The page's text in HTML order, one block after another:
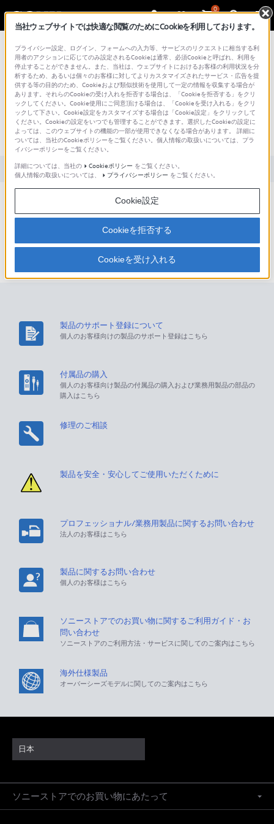
0
総合サポート・お問い合わせ
文書番号 : S1412170068853 / 最終更新日 : 2025/03/11
表示しているドキュメントを拡大して
いる時に書き込みは可能ですか？
対象製品カテゴリー・製品
尚、書き込んだ内容は、ドキュメントを元のサイズへ戻した場合、サイ
ズにあわせて縮小されます。
（Ver1.3)
製品のサポート登録について
個人のお客様向けの製品のサポート登録はこちら
付属品の購入
個人のお客様向け製品の付属品の購入および業務用製品の部品の
購入はこちら
修理のご相談
製品を安全・安心してご使用いただくために
プロフェッショナル/業務用製品に関するお問い合わせ
法人のお客様はこちら
製品に関するお問い合わせ
個人のお客様はこちら
ソニーストアでのお買い物に関するご利用ガイド・お
問い合わせ
ソニーストアのご利用方法・サービスに関してのご案内はこちら
海外仕様製品
オーバーシーズモデルに関してのご案内はこちら
日本
ソニーストアでのお買い物にあたって
当社ウェブサイトでは快適な閲覧のためにCookieを利用しております。
プライバシー設定、ログイン、フォームへの入力等、サービスのリクエストに相当する利
用者のアクションに応じてのみ設定されるCookieは通常、必須Cookieと呼ばれ、利用を
停止することができません。また、当社は、ウェブサイトにおけるお客様の利用状況を分
析するため、あるいは個々のお客様に対してよりカスタマイズされたサービス・広告を提
供する等の目的のため、Cookieおよび類似技術を使用して一定の情報を収集する場合が
あります。それらのCookieの受け入れを拒否する場合は、「Cookieを拒否する」をクリ
ックしてください。Cookie使用にご同意頂ける場合は、「Cookieを受け入れる」をクリ
ックして下さい。Cookie設定をカスタマイズする場合は「Cookie設定」をクリックして
ください。Cookieの設定をいつでも管理することができます。選択したCookieの設定に
よっては、このウェブサイトの機能の一部が使用できなくなる場合があります。 詳細に
ついては、当社のCookieポリシーをご覧ください。個人情報の取扱いについては、プラ
イバシーポリシーをご覧ください。
詳細については、当社の
Cookieポリシー をご覧ください。
個人情報の取扱いについては、
プライバシーポリシー をご覧ください。
Cookie設定
Cookieを拒否する
Cookieを受け入れる